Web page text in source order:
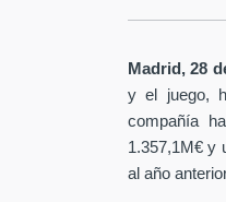
Madrid, 28
y el juego,
compañía
1.357,1M€ y
al año